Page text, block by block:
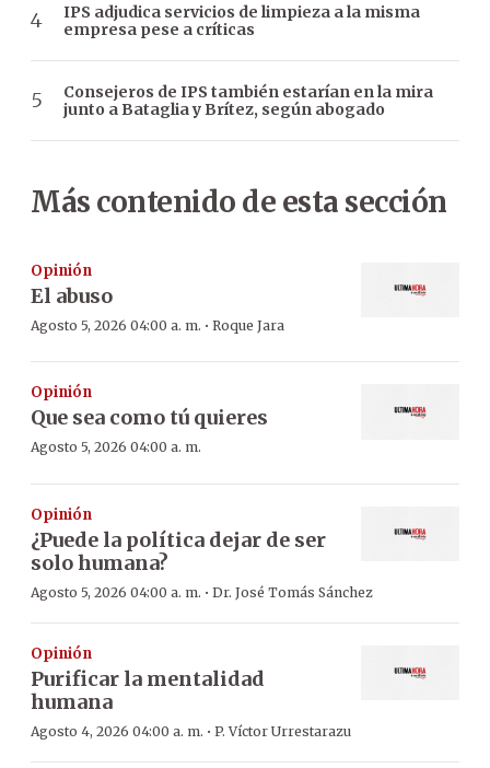
IPS adjudica servicios de limpieza a la misma
empresa pese a críticas
Consejeros de IPS también estarían en la mira
junto a Bataglia y Brítez, según abogado
Más contenido de esta sección
Opinión
El abuso
Agosto 5, 2026 04:00 a. m. · Roque Jara
Opinión
Que sea como tú quieres
Agosto 5, 2026 04:00 a. m.
Opinión
¿Puede la política dejar de ser
solo humana?
Agosto 5, 2026 04:00 a. m. · Dr. José Tomás Sánchez
Opinión
Purificar la mentalidad
humana
Agosto 4, 2026 04:00 a. m. · P. Víctor Urrestarazu